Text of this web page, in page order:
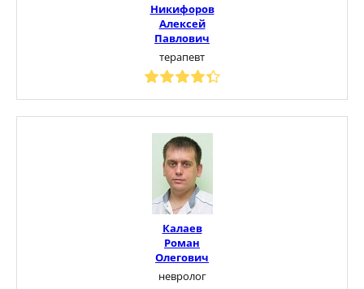
Никифоров
Алексей
Павлович
терапевт
Калаев
Роман
Олегович
невролог